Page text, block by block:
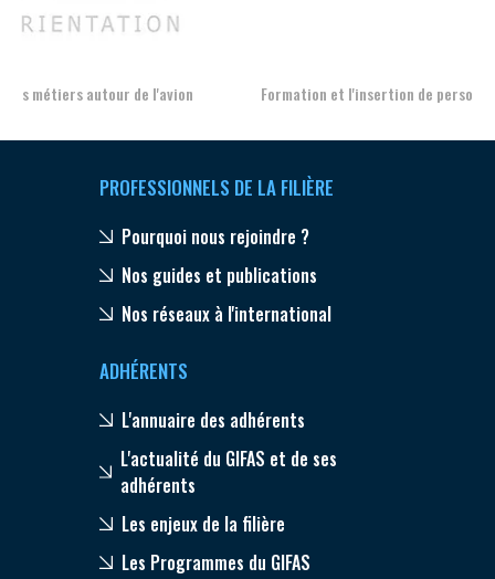
Formation et l'insertion de personnes en situation de handicap
PROFESSIONNELS DE LA FILIÈRE
Pourquoi nous rejoindre ?
Nos guides et publications
Nos réseaux à l'international
ADHÉRENTS
L'annuaire des adhérents
L'actualité du GIFAS et de ses
adhérents
Les enjeux de la filière
Les Programmes du GIFAS